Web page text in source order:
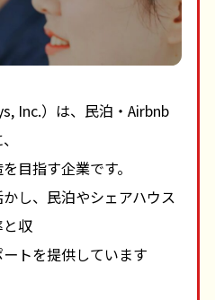
Inc.）は、民泊・Airbnb
目指す企業です。
し、民泊やシェアハウス
収
トを提供しています